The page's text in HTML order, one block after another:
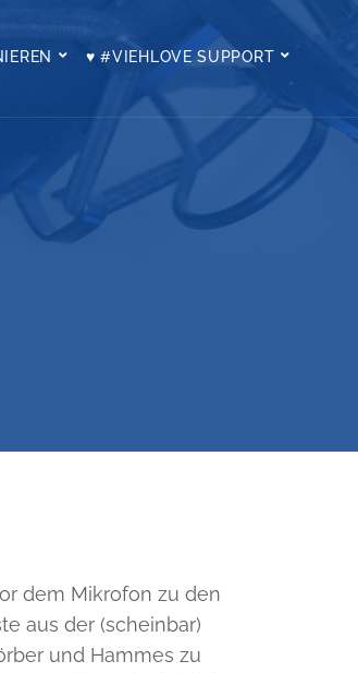
♥ #VIEHLOVE SUPPORT
dem Mikrofon zu den
aus der (scheinbar)
und Hammes zu